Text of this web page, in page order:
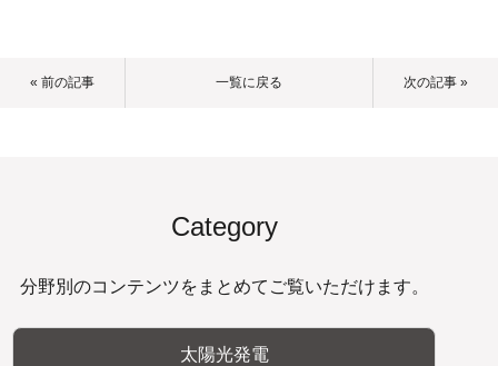
« 前の記事 一覧に戻る 次の記事 »
Category
分野別のコンテンツをまとめてご覧いただけます。
太陽光発電